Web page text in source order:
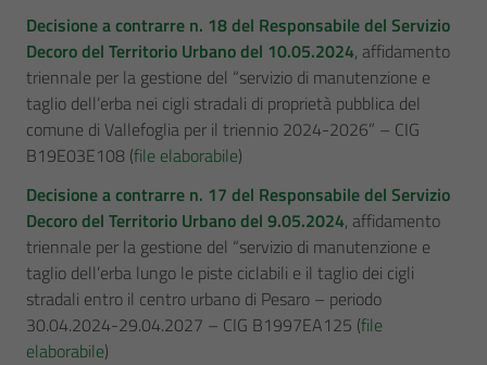
Decisione a contrarre n. 18 del Responsabile del Servizio
Decoro del Territorio Urbano del 10.05.2024, affidamento
triennale per la gestione del “servizio di manutenzione e
taglio dell’erba nei cigli stradali di proprietà pubblica del
comune di Vallefoglia per il triennio 2024-2026” – CIG
B19E03E108 (file elaborabile)
Decisione a contrarre n. 17 del Responsabile del Servizio
Decoro del Territorio Urbano del 9.05.2024, affidamento
triennale per la gestione del “servizio di manutenzione e
taglio dell’erba lungo le piste ciclabili e il taglio dei cigli
stradali entro il centro urbano di Pesaro – periodo
30.04.2024-29.04.2027 – CIG B1997EA125 (file
elaborabile)